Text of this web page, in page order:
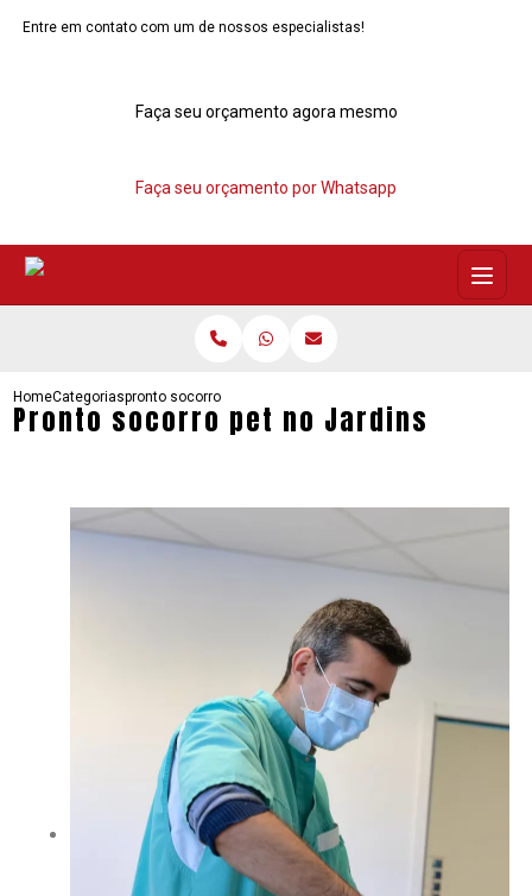
Entre em contato com um de nossos especialistas!
Faça seu orçamento agora mesmo
Faça seu orçamento por Whatsapp
HomeCategoriaspronto socorro pet no jardins
Pronto socorro pet no Jardins